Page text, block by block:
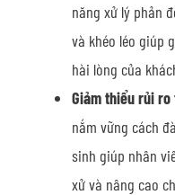
năng xử lý phản
và khéo léo giúp
hài lòng của
Giảm thiểu rủi
nắm vững cách
sinh giúp nhân
xử và nâng cao